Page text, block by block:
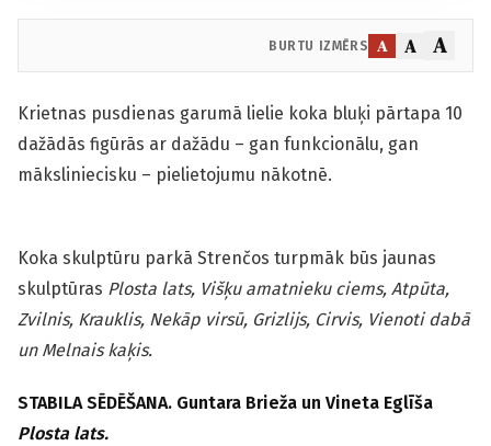
BURTU IZMĒRS A A A
Krietnas pusdienas garumā lielie koka bluķi pārtapa 10
dažādās figūrās ar dažādu – gan funkcionālu, gan
māksliniecisku – pielietojumu nākotnē.
Koka skulptūru parkā Strenčos turpmāk būs jaunas
skulptūras Plosta lats, Višķu amatnieku ciems, Atpūta,
Zvilnis, Krauklis, Nekāp virsū, Grizlijs, Cirvis, Vienoti dabā
un Melnais kaķis.
STABILA SĒDĒŠANA. Guntara Brieža un Vineta Eglīša
Plosta lats.